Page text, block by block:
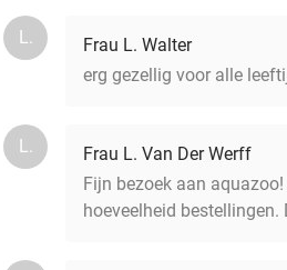
L.
Frau L. Walter
erg gezellig voor alle
L.
Frau L. Van Der Werff
Fijn bezoek aan
hoeveelheid bestellingen.